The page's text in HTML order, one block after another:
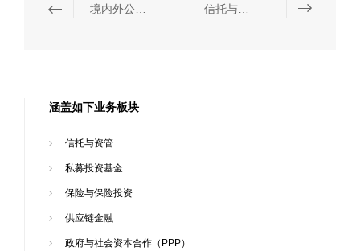
涵盖如下业务板块
信托与资管
私募投资基金
保险与保险投资
供应链金融
政府与社会资本合作（PPP）